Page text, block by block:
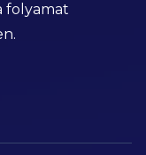
folyamat